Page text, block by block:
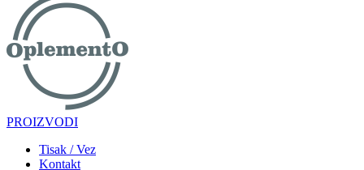
PROIZVODI
Tisak / Vez
Kontakt